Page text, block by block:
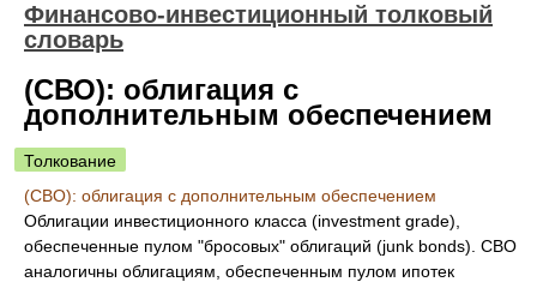
Финансово-инвестиционный толковый
словарь
(СВО): облигация с
дополнительным обеспечением
Толкование
(СВО): облигация с дополнительным обеспечением
Облигации инвестиционного класса (investment grade),
обеспеченные пулом "бросовых" облигаций (junk bonds). СВО
аналогичны облигациям, обеспеченным пулом ипотек